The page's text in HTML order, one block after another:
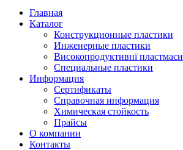
Главная
Каталог
Конструкционные пластики
Инженерные пластики
Високопродуктивні пластмаси
Специальные пластики
Информация
Сертификаты
Справочная информация
Химическая стойкость
Прайсы
О компании
Контакты